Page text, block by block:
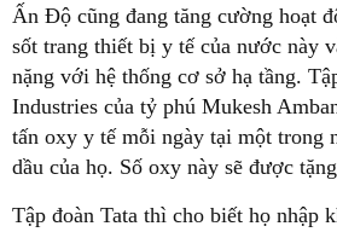
Ấn Độ cũng đang tăng cường hoạt
sốt trang thiết bị y tế của nước này
nặng với hệ thống cơ sở hạ tầng.
Industries của tỷ phú Mukesh
tấn oxy y tế mỗi ngày tại một trong
dầu của họ. Số oxy này sẽ được
Tập đoàn Tata thì cho biết họ nhập